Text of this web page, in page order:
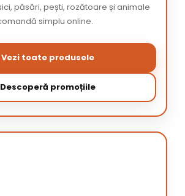
păsări, pești, rozătoare și animale
simplu online.
Vezi toate produsele
Descoperă promoțiile